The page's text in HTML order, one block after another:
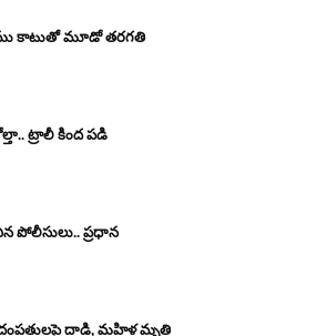
కాటుతో మూడో తరగతి
ట్రాలీ కింద పడి
పోలీసులు.. ప్రధాన
దంపతులపై దాడి, మహిళ మృతి